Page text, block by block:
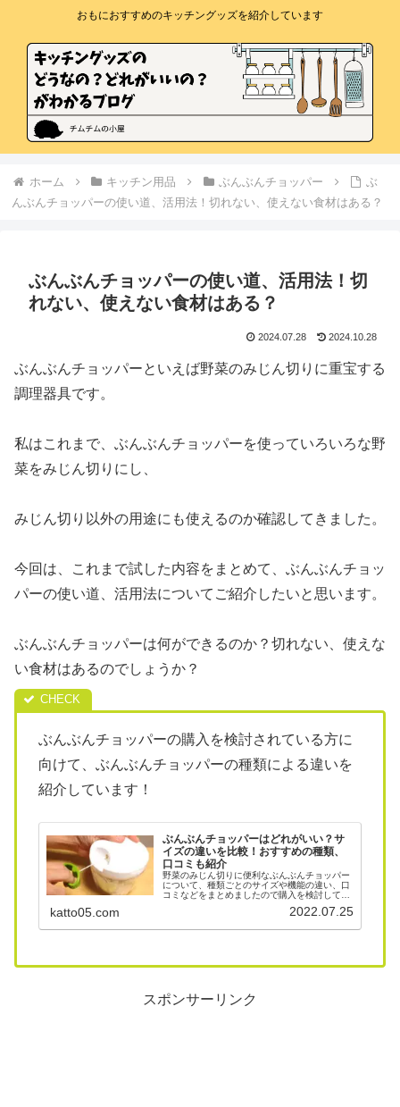
おもにおすすめのキッチングッズを紹介しています
ホーム キッチン用品 ぶんぶんチョッパー
ぶ
んぶんチョッパーの使い道、活用法！切れない、使えない食材はある？
ぶんぶんチョッパーの使い道、活用法！切
れない、使えない食材はある？
2024.07.28 2024.10.28
ぶんぶんチョッパーといえば野菜のみじん切りに重宝する
調理器具です。
私はこれまで、ぶんぶんチョッパーを使っていろいろな野
菜をみじん切りにし、
みじん切り以外の用途にも使えるのか確認してきました。
今回は、これまで試した内容をまとめて、ぶんぶんチョッ
パーの使い道、活用法についてご紹介したいと思います。
ぶんぶんチョッパーは何ができるのか？切れない、使えな
い食材はあるのでしょうか？
ぶんぶんチョッパーの購入を検討されている方に
向けて、ぶんぶんチョッパーの種類による違いを
紹介しています！
ぶんぶんチョッパーはどれがいい？サ
イズの違いを比較！おすすめの種類、
口コミも紹介
野菜のみじん切りに便利なぶんぶんチョッパー
について、種類ごとのサイズや機能の違い、口
コミなどをまとめましたので購入を検討してい
ョッパーは色々な料理で大活躍！＞＞ ぶんぶん
katto05.com 2022.07.25
スポンサーリンク